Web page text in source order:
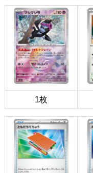
1枚